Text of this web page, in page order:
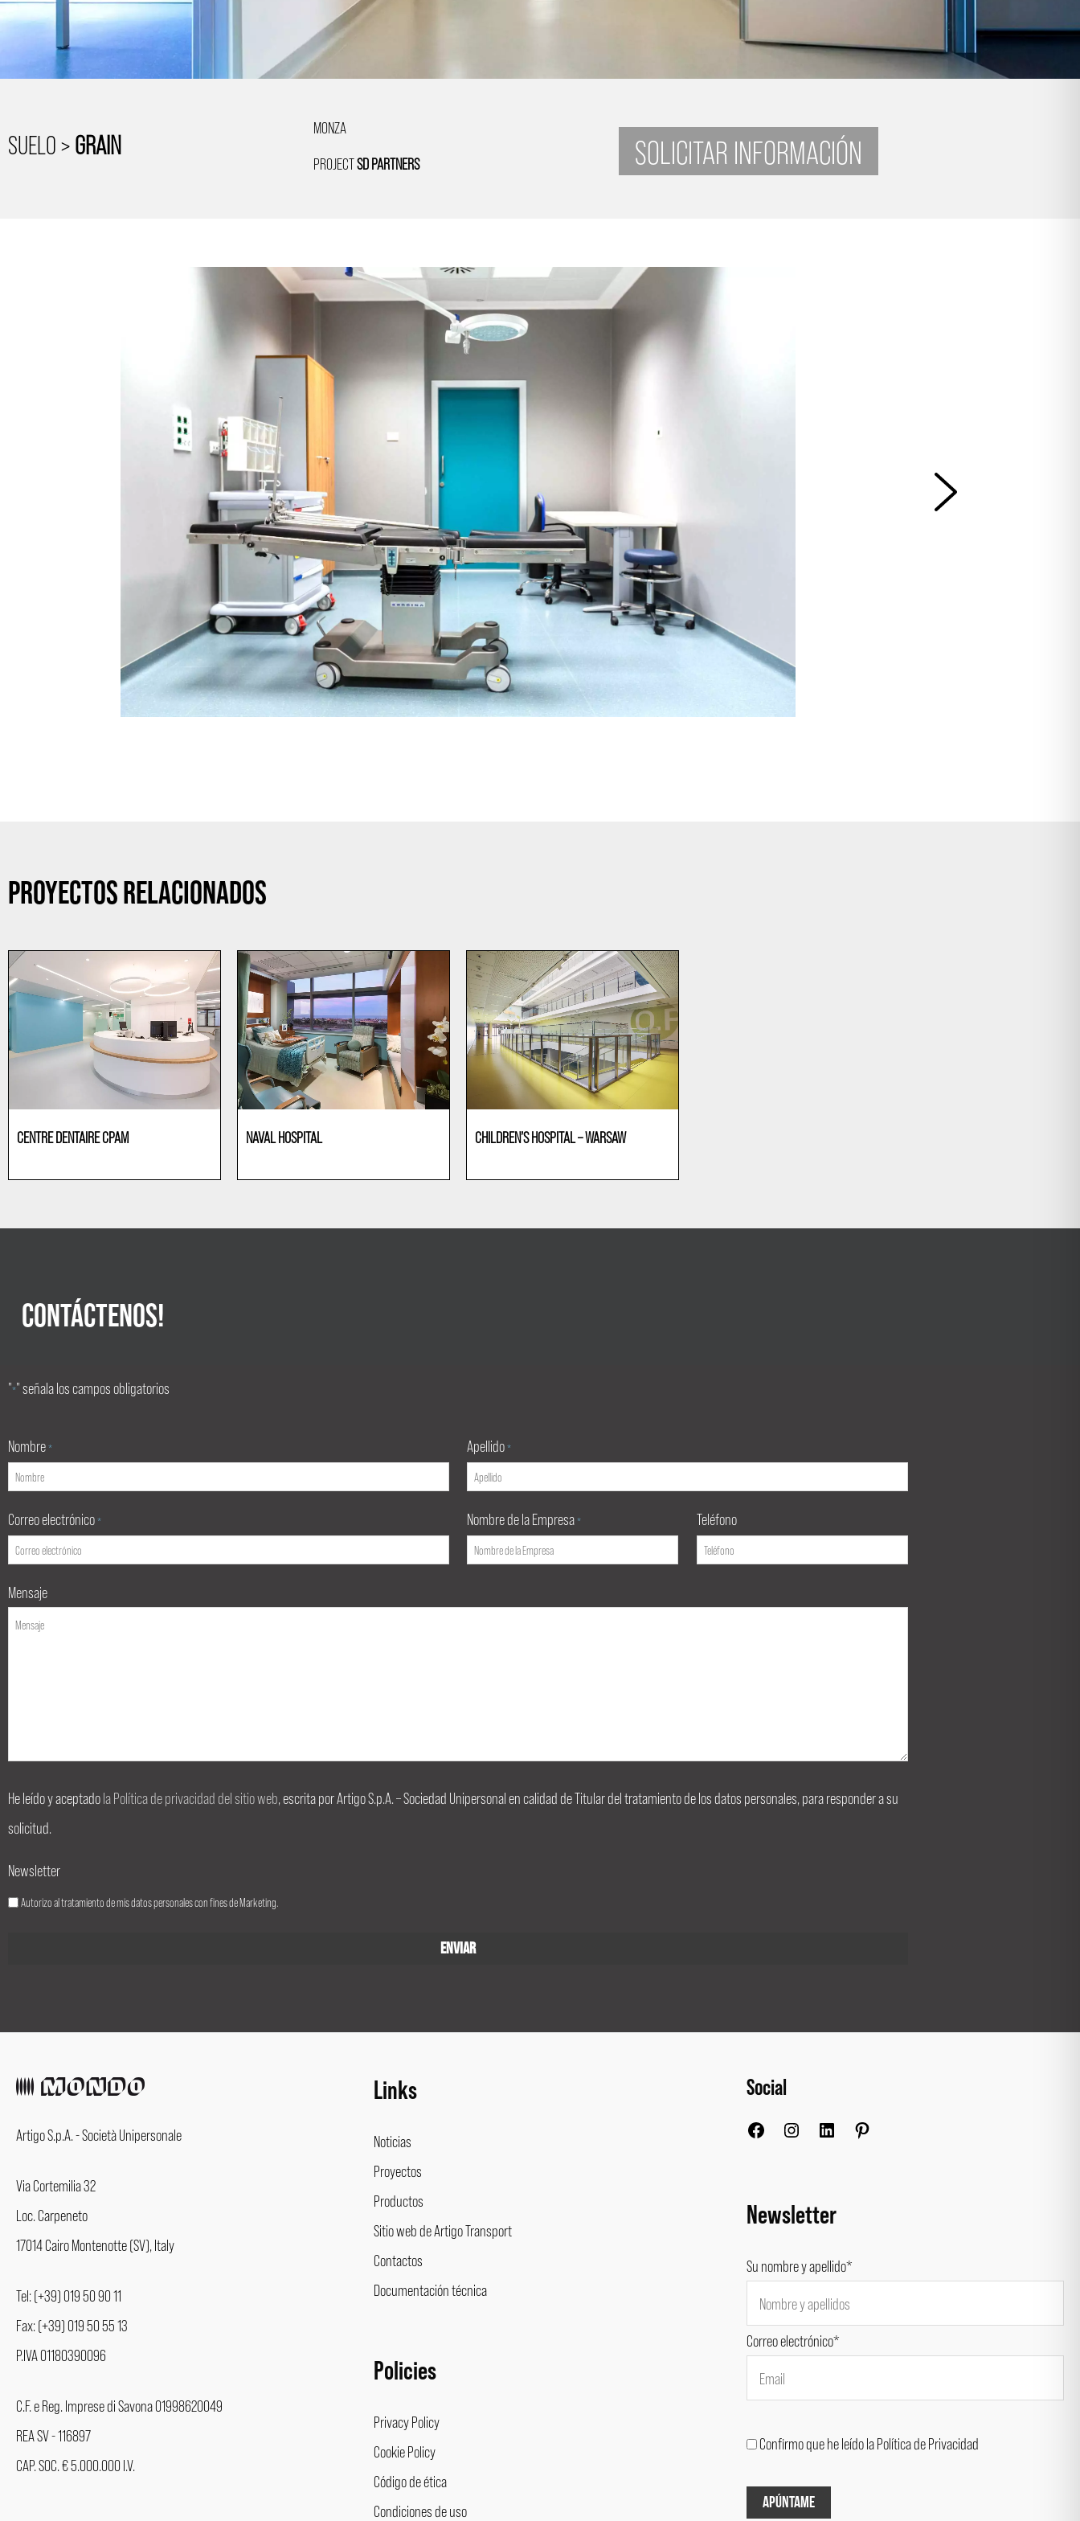
SUELO >GRAIN
MONZA
PROJECTSD PARTNERS SOLICITAR INFORMACIÓN
PROYECTOS RELACIONADOS
CENTRE DENTAIRE CPAM NAVAL HOSPITAL CHILDREN’S HOSPITAL – WARSAW
CONTÁCTENOS!
"*" señala los campos obligatorios
Nombre * Apellido *
Correo electrónico * Nombre de la Empresa * Teléfono
Mensaje
He leído y aceptadola Política de privacidad del sitio web, escrita por Artigo S.p.A. – Sociedad Unipersonal en calidad de Titular del tratamiento de los datos personales, para responder a su
solicitud.
Newsletter
Autorizo al tratamiento de mis datos personales con fines de Marketing.
Artigo S.p.A. - Società Unipersonale
Via Cortemilia 32
Loc. Carpeneto
17014 Cairo Montenotte (SV), Italy
Tel: (+39) 019 50 90 11
Fax: (+39) 019 50 55 13
P.IVA 01180390096
C.F. e Reg. Imprese di Savona 01998620049
REA SV - 116897
CAP. SOC. € 5.000.000 I.V.
Links
Noticias
Proyectos
Productos
Sitio web de Artigo Transport
Contactos
Documentación técnica
Policies
Privacy Policy
Cookie Policy
Código de ética
Condiciones de uso
Social
Facebook
Newsletter
Su nombre y apellido*
Correo electrónico*
Confirmo que he leído la Política de Privacidad